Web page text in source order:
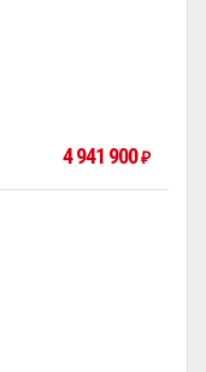
4 941 900₽